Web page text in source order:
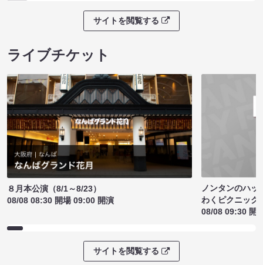
サイトを閲覧する
ライブチケット
８月本公演（8/1～8/23）
08/08 08:30 開場 09:00 開演
ノンタンのハッ
わくピクニック
08/08 09:30 開
サイトを閲覧する